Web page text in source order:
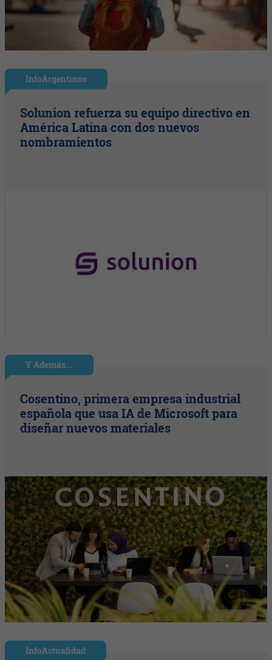
InfoArgentinos
Solunion refuerza su equipo directivo en
América Latina con dos nuevos
nombramientos
Y Además...
Cosentino, primera empresa industrial
española que usa IA de Microsoft para
diseñar nuevos materiales
InfoActualidad